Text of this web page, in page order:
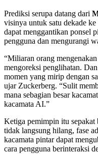
Prediksi serupa datang dari
visinya untuk satu dekade
dapat menggantikan ponsel
pengguna dan mengurangi
“Miliaran orang
mengoreksi penglihatan.
momen yang mirip dengan
ujar Zuckerberg. “Sulit
mana sebagian besar
kacamata AI.”
Ketiga pemimpin itu
tidak langsung hilang, fase
kacamata pintar dapat
cara pengguna berinteraksi